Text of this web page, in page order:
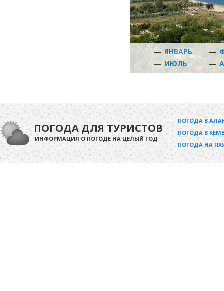
— ЯНВАРЬ —
— ИЮЛЬ —
ПОГОДА ДЛЯ ТУРИСТОВ
ИНФОРМАЦИЯ О ПОГОДЕ НА ЦЕЛЫЙ ГОД
ПОГОДА В
ПОГОДА В
ПОГОДА НА